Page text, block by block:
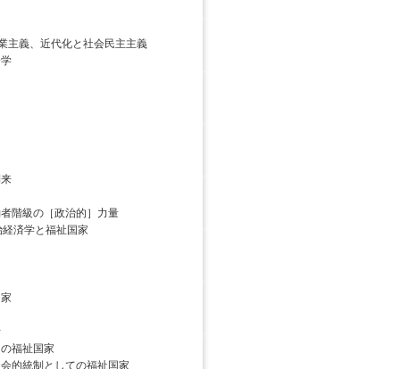
主義、近代化と社会民主主義
階級の［政治的］力量
済学と福祉国家
福祉国家
統制としての福祉国家